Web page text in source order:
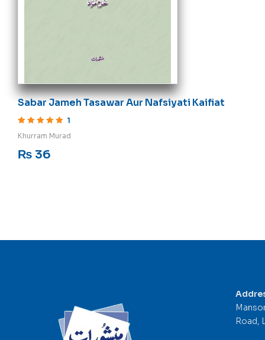
Sabar Jameh Tasawar Aur Nafsiyati Kaifiat
1
Khurram Murad
₨ 36
Road,